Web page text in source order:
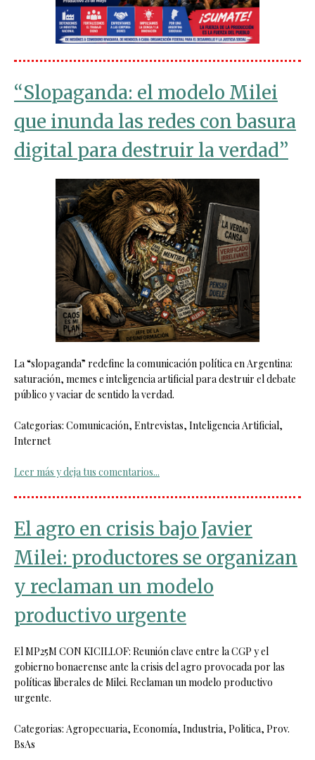
“Slopaganda: el modelo Milei
que inunda las redes con basura
digital para destruir la verdad”
La “slopaganda” redefine la comunicación política en Argentina:
saturación, memes e inteligencia artificial para destruir el debate
público y vaciar de sentido la verdad.
Categorias: Comunicación, Entrevistas, Inteligencia Artificial,
Internet
Leer más y deja tus comentarios...
El agro en crisis bajo Javier
Milei: productores se organizan
y reclaman un modelo
productivo urgente
El MP25M CON KICILLOF: Reunión clave entre la CGP y el
gobierno bonaerense ante la crisis del agro provocada por las
políticas liberales de Milei. Reclaman un modelo productivo
urgente.
Categorias: Agropecuaria, Economía, Industria, Politica, Prov.
BsAs